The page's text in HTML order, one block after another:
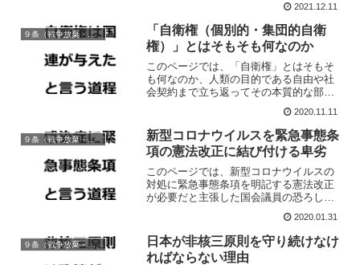
2021.12.11
９条（戦争放棄・戦力/交戦権の否認）
「自衛権（個別的・集団的自衛
権）」とはそもそも何なのか
このページでは、「自衛権」とはそもそ
も何なのか、人類の目的である自由や社
会契約まで立ち返ってその本質的な部分
2020.11.11
９条（戦争放棄・戦力/交戦権の否認）
新型コロナウイルスを緊急事態条
項の憲法改正に結び付ける卑劣
このページでは、新型コロナウイルスの
対処に緊急事態条項を明記する憲法改正
が必要だと主張した国会議員の恐ろしさ
2020.01.31
９条（戦争放棄・戦力/交戦権の否認）
日本が非核三原則を守り続けなけ
ればならない理由